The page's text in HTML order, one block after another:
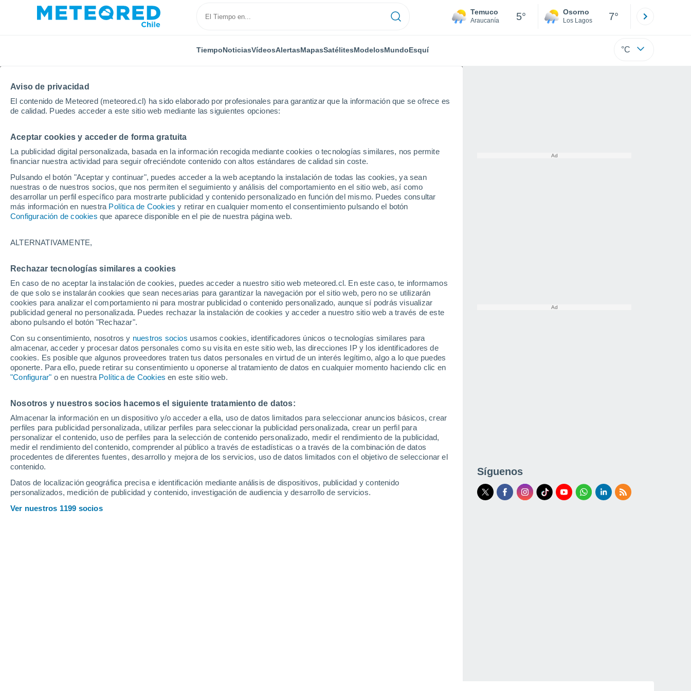
Aviso de privacidad
El contenido de Meteored (meteored.cl) ha sido elaborado por profesionales para garantizar que la información que se ofrece es
de calidad. Puedes acceder a este sitio web mediante las siguientes opciones:
Aceptar cookies y acceder de forma gratuita
La publicidad digital personalizada, basada en la información recogida mediante cookies o tecnologías similares, nos permite
financiar nuestra actividad para seguir ofreciéndote contenido con altos estándares de calidad sin coste.
Pulsando el botón "Aceptar y continuar", puedes acceder a la web aceptando la instalación de todas las cookies, ya sean
nuestras o de nuestros socios, que nos permiten el seguimiento y análisis del comportamiento en el sitio web, así como
desarrollar un perfil específico para mostrarte publicidad y contenido personalizado en función del mismo. Puedes consultar
más información en nuestra Política de Cookies y retirar en cualquier momento el consentimiento pulsando el botón
Configuración de cookies que aparece disponible en el pie de nuestra página web.
ALTERNATIVAMENTE,
Rechazar tecnologías similares a cookies
En caso de no aceptar la instalación de cookies, puedes acceder a nuestro sitio web meteored.cl. En este caso, te informamos
de que solo se instalarán cookies que sean necesarias para garantizar la navegación por el sitio web, pero no se utilizarán
cookies para analizar el comportamiento ni para mostrar publicidad o contenido personalizado, aunque sí podrás visualizar
publicidad general no personalizada. Puedes rechazar la instalación de cookies y acceder a nuestro sitio web a través de este
abono pulsando el botón "Rechazar".
Con su consentimiento, nosotros y nuestros socios usamos cookies, identificadores únicos o tecnologías similares para
almacenar, acceder y procesar datos personales como su visita en este sitio web, las direcciones IP y los identificadores de
cookies. Es posible que algunos proveedores traten tus datos personales en virtud de un interés legítimo, algo a lo que puedes
oponerte. Para ello, puede retirar su consentimiento u oponerse al tratamiento de datos en cualquier momento haciendo clic en
"Configurar" o en nuestra Política de Cookies en este sitio web.
Nosotros y nuestros socios hacemos el siguiente tratamiento de datos:
Almacenar la información en un dispositivo y/o acceder a ella, uso de datos limitados para seleccionar anuncios básicos, crear
perfiles para publicidad personalizada, utilizar perfiles para seleccionar la publicidad personalizada, crear un perfil para
personalizar el contenido, uso de perfiles para la selección de contenido personalizado, medir el rendimiento de la publicidad,
medir el rendimiento del contenido, comprender al público a través de estadísticas o a través de la combinación de datos
procedentes de diferentes fuentes, desarrollo y mejora de los servicios, uso de datos limitados con el objetivo de seleccionar el
contenido.
Datos de localización geográfica precisa e identificación mediante análisis de dispositivos, publicidad y contenido
personalizados, medición de publicidad y contenido, investigación de audiencia y desarrollo de servicios.
Ver nuestros 1199 socios
Temuco
Araucanía 5° Osorno
Los Lagos 7°
TiempoNoticiasVídeosAlertasMapasSatélitesModelosMundoEsquí °C
Inicio Alemania Mecklemburgo-Pomerania
El Tiempo en Mecklemburgo-Pomerania
Hoy, 8 agosto Todo el día Símbolo
23°
12°
Waren
(Müritz)
22°
11°
Güstrow
22°
12°
Neustrelitz
22°
13°
Stralsund
11°
Wismar
23°
Binz
22°
Usedom
10°
Parchim
Síguenos